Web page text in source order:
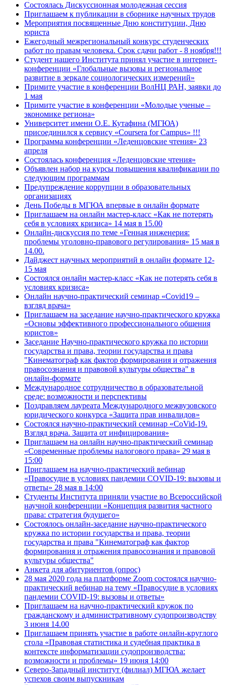
Состоялась Дискуссионная молодежная сессия
Приглашаем к публикации в сборнике научных трудов
Мероприятия посвященные Дню конституции, Дню
юриста
Ежегодный межрегиональный конкурс студенческих
работ по правам человека. Срок сдачи работ - 8 ноября!!!
Студент нашего Института принял участие в интернет-
конференции «Глобальные вызовы и региональное
развитие в зеркале социологических измерений»
Примите участие в конференции ВолНЦ РАН, заявки до
1 мая
Примите участие в конференции «Молодые ученые –
экономике региона»
Университет имени О.Е. Кутафина (МГЮА)
присоединился к сервису «Coursera for Campus» !!!
Программа конференции «Леденцовские чтения» 23
апреля
Состоялась конференция «Леденцовские чтения»
Объявлен набор на курсы повышения квалификации по
следующим программам
Предупреждение коррупции в образовательных
организациях
День Победы в МГЮА впервые в онлайн формате
Приглашаем на онлайн мастер-класс «Как не потерять
себя в условиях кризиса» 14 мая в 15.00
Онлайн-дискуссия по теме «Генная инженерия:
проблемы уголовно-правового регулирования» 15 мая в
14.00.
Дайджест научных мероприятий в онлайн формате 12-
15 мая
Состоялся онлайн мастер-класс «Как не потерять себя в
условиях кризиса»
Онлайн научно-практический семинар «Covid19 –
взгляд врача»
Приглашаем на заседание научно-практического кружка
«Основы эффективного профессионального общения
юристов»
Заседание Научно-практического кружка по истории
государства и права, теории государства и права
"Кинематограф как фактор формирования и отражения
правосознания и правовой культуры общества" в
онлайн-формате
Международное сотрудничество в образовательной
среде: возможности и перспективы
Поздравляем лауреата Международного межвузовского
юридического конкурса «Защита прав инвалидов»
Состоялся научно-практический семинар «CoVid-19.
Взгляд врача. Защита от инфицирования»
Приглашаем на онлайн научно-практический семинар
«Современные проблемы налогового права» 29 мая в
15:00
Приглашаем на научно-практический вебинар
«Правосудие в условиях пандемии COVID-19: вызовы и
ответы» 28 мая в 14:00
Студенты Института приняли участие во Всероссийской
научной конференции «Концепция развития частного
права: стратегия будущего»
Состоялось онлайн-заседание научно-практического
кружка по истории государства и права, теории
государства и права "Кинематограф как фактор
формирования и отражения правосознания и правовой
культуры общества"
Анкета для абитуриентов (опрос)
28 мая 2020 года на платформе Zoom состоялся научно-
практический вебинар на тему «Правосудие в условиях
пандемии COVID-19: вызовы и ответы»
Приглашаем на научно-практический кружок по
гражданскому и административному судопроизводству
3 июня 14.00
Приглашаем принять участие в работе онлайн-круглого
стола «Правовая статистика и судебная практика в
контексте информатизации судопроизводства:
возможности и проблемы» 19 июня 14:00
Северо-Западный институт (филиал) МГЮА желает
успехов своим выпускникам